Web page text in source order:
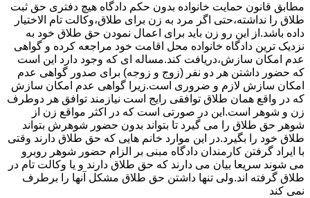
مطابق قانون حمایت خانواده بدون حکم دادگاه هیچ دفتری حق ثبت
طلاق را نداشته،حتی اگر مرد به زن برای طلاق،وکالت تام الاختیار
داده باشد.از این رو زن باید برای اعمال نمودن حق طلاق خود به
نزدیک ترین دادگاه خانواده محل اقامت خود مراجعه کرده و گواهی
عدم امکان سازش،دریافت کند.مساله ای که وجود دارد این است
که حضور داشتن هر دو نفر (زوج و زوجه) برای صدور گواهی عدم
امکان سازش لازم و ضروری است.زیرا گواهی عدم امکان سازش
که در واقع همان طلاق توافقی رایج است نیازمند توافق هر دوطرف
زن و شوهر است.این در صورتی است که در اکثر مواقع زن از
شوهر حق طلاق را می گیرد تا بتواند بدون حضور شوهرش بتواند
طلاق خود را بگیرد.در این موارد خانم هایی که حق طلاق دارند وقتی
با ایراد گرفتن کارمندان دادگاه مبنی بر الزام حضور شوهر روبرو
می شوند سریعا بیان می دارند که حق طلاق دارند و یا وکالت تام در
طلاق گرفته اند.ولی تنها داشتن حق طلاق مشکل آنها را برطرف
نمی کند